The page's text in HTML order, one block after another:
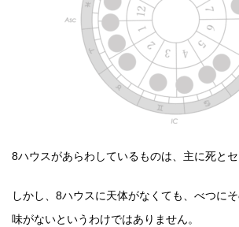
8ハウスがあらわしているものは、主に死とセ
しかし、8ハウスに天体がなくても、べつに
味がないというわけではありません。